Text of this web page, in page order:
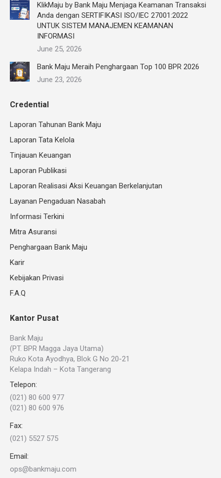
KlikMaju by Bank Maju Menjaga Keamanan Transaksi
Anda dengan SERTIFIKASI ISO/IEC 27001:2022
UNTUK SISTEM MANAJEMEN KEAMANAN
INFORMASI
June 25, 2026
Bank Maju Meraih Penghargaan Top 100 BPR 2026
June 23, 2026
Credential
Laporan Tahunan Bank Maju
Laporan Tata Kelola
Tinjauan Keuangan
Laporan Publikasi
Laporan Realisasi Aksi Keuangan Berkelanjutan
Layanan Pengaduan Nasabah
Informasi Terkini
Mitra Asuransi
Penghargaan Bank Maju
Karir
Kebijakan Privasi
F.A.Q
Kantor Pusat
Bank Maju
(PT. BPR Magga Jaya Utama)
Ruko Kota Ayodhya, Blok G No 20-21
Kelapa Indah – Kota Tangerang
Telepon:
(021) 80 600 977
(021) 80 600 976
Fax:
(021) 5527 575
Email:
ops@bankmaju.com